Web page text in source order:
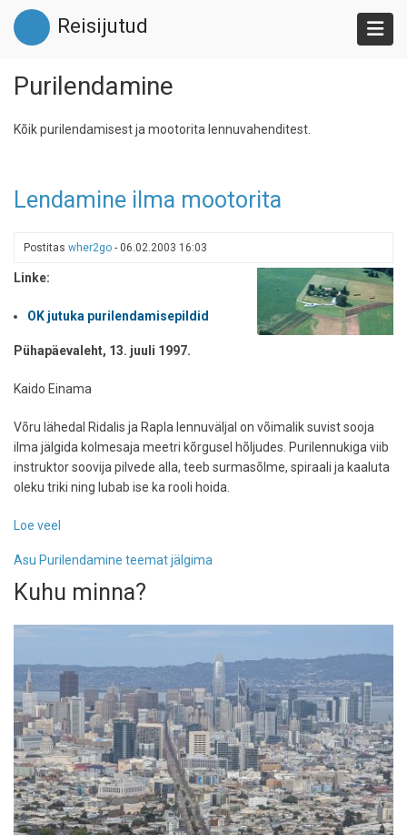
Liigu
edasi
põhisisu
Reisijutud
Purilendamine
Kõik purilendamisest ja mootorita lennuvahenditest.
Lendamine ilma mootorita
Postitas wher2go - 06.02.2003 16:03
Linke:
OK jutuka purilendamisepildid
Pühapäevaleht, 13. juuli 1997.
Kaido Einama
Võru lähedal Ridalis ja Rapla lennuväljal on võimalik suvist sooja
ilma jälgida kolmesaja meetri kõrgusel hõljudes. Purilennukiga viib
instruktor soovija pilvede alla, teeb surmasõlme, spiraali ja kaaluta
oleku triki ning lubab ise ka rooli hoida.
Loe veel
ilma
mootorita
Asu Purilendamine teemat jälgima
Kuhu minna?